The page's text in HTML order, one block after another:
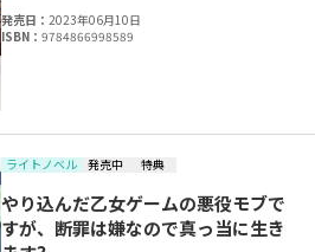
発売日：2023年06月10日
ISBN：9784866998589
ライトノベル 発売中 特典
やり込んだ乙女ゲームの悪役モブで
すが、断罪は嫌なので真っ当に生き